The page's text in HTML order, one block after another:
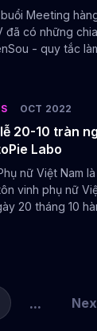
results-
for
more
the world,
driven
teams and
brings our
Meeting
đã có những
- quy tắc
gần gũi đó anh
được ý nghĩa
dụng nó trong
OCT 2022
20-10 tràn
Labo
nữ Việt Nam
vinh phụ nữ
20 tháng 10
đem về.
...